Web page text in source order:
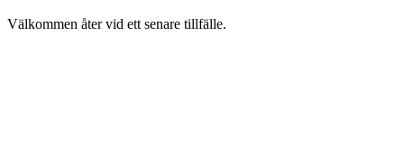
Välkommen åter vid ett senare tillfälle.